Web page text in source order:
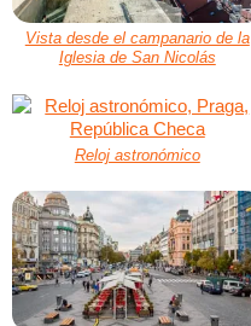
Vista desde el campanario de la
Iglesia de San Nicolás
Reloj astronómico